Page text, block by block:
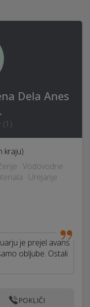
Dela Anes
(1 )
kraju)
· Vodovodne
· Urejanje
je prejel avans
obljube. Ostali
POKLIČI